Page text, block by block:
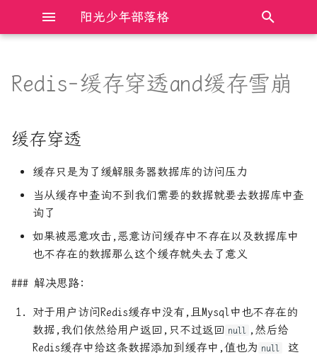
阳光少年部落格
始
缓存穿透
缓存雪崩
解决思路
Electron前端框架完全入门
JavaScript DOM操作完全入门
JavaScript中的new和原型原
JavaScript中的防抖和节流
JavaScript程序设计语言完全
TypeScript基础入门笔记
VUE-插槽详细图解
Bochs模拟器 时钟clock设置
Cmake链接相关整理
Mac 快速安装adb
OneinStack 安装nginx, 并配
置一个网站
PY_JS 单元素字典简便获取
Python-APSchedule:定时任务
Python3读写CSV文件
AXI总线总结
C++11 的六种 memory order
C++与Rust操作裸指针的比较
Linux下动态链接库版本管理
及查找加载方式
Linux共享内存最透彻的一篇
Python3 cpython优化 实现解
释器并行
RUST死灵书-子类型和型变
什么是双花攻击
股市中常见的MA, EMA, DMA,
SMA等算法代码
明不符的探究
Redis-缓存穿透and缓存雪崩
缓存穿透
缓存只是为了缓解服务器数据库的访问压力
当从缓存中查询不到我们需要的数据就要去数据库中查
询了
如果被恶意攻击,恶意访问缓存中不存在以及数据库中
也不存在的数据那么这个缓存就失去了意义
### 解决思路:
对于用户访问Redis缓存中没有,且Mysql中也不存在的
数据,我们依然给用户返回,只不过返回 null ,然后给
Redis缓存中给这条数据添加到缓存中,值也为 null
这